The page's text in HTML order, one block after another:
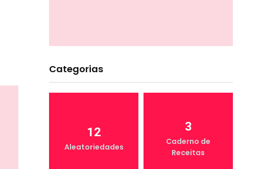
Categorias
12
Aleatoriedades
3
Caderno de
Receitas